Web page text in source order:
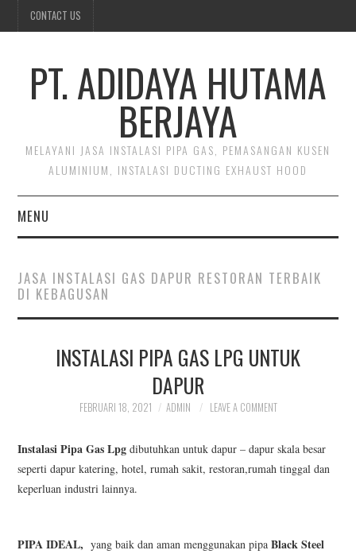
CONTACT US
PT. ADIDAYA HUTAMA
BERJAYA
MELAYANI JASA INSTALASI PIPA GAS, PEMASANGAN KUSEN
ALUMINIUM, INSTALASI DUCTING EXHAUST HOOD
MENU
CONTACT US
CENTRAL
OUR SRVICE
PORTOFOLIO PIPA GAS
JASA INSTALASI GAS DAPUR RESTORAN TERBAIK
DI KEBAGUSAN
INSTALASI PIPA GAS LPG UNTUK
DAPUR
FEBRUARI 18, 2021 ADMIN LEAVE A COMMENT
Instalasi Pipa Gas Lpg dibutuhkan untuk dapur – dapur skala besar
seperti dapur katering, hotel, rumah sakit, restoran,rumah tinggal dan
keperluan industri lainnya.
PIPA IDEAL, yang baik dan aman menggunakan pipaBlack Steel